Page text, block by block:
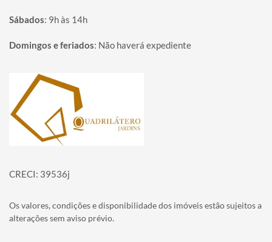
Sábados: 9h às 14h
Domingos e feriados: Não haverá expediente
Página inicial
CRECI: 39536j
Os valores, condições e disponibilidade dos imóveis estão sujeitos a
alterações sem aviso prévio.